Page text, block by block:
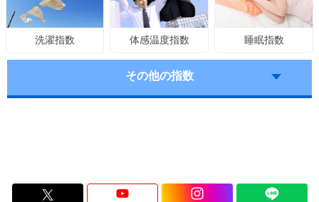
洗濯指数 体感温度指数 睡眠指数
その他の指数